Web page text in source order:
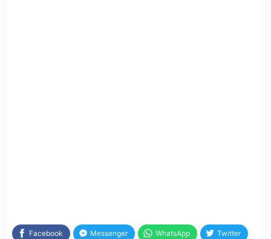
Facebook Messenger WhatsApp Twitter